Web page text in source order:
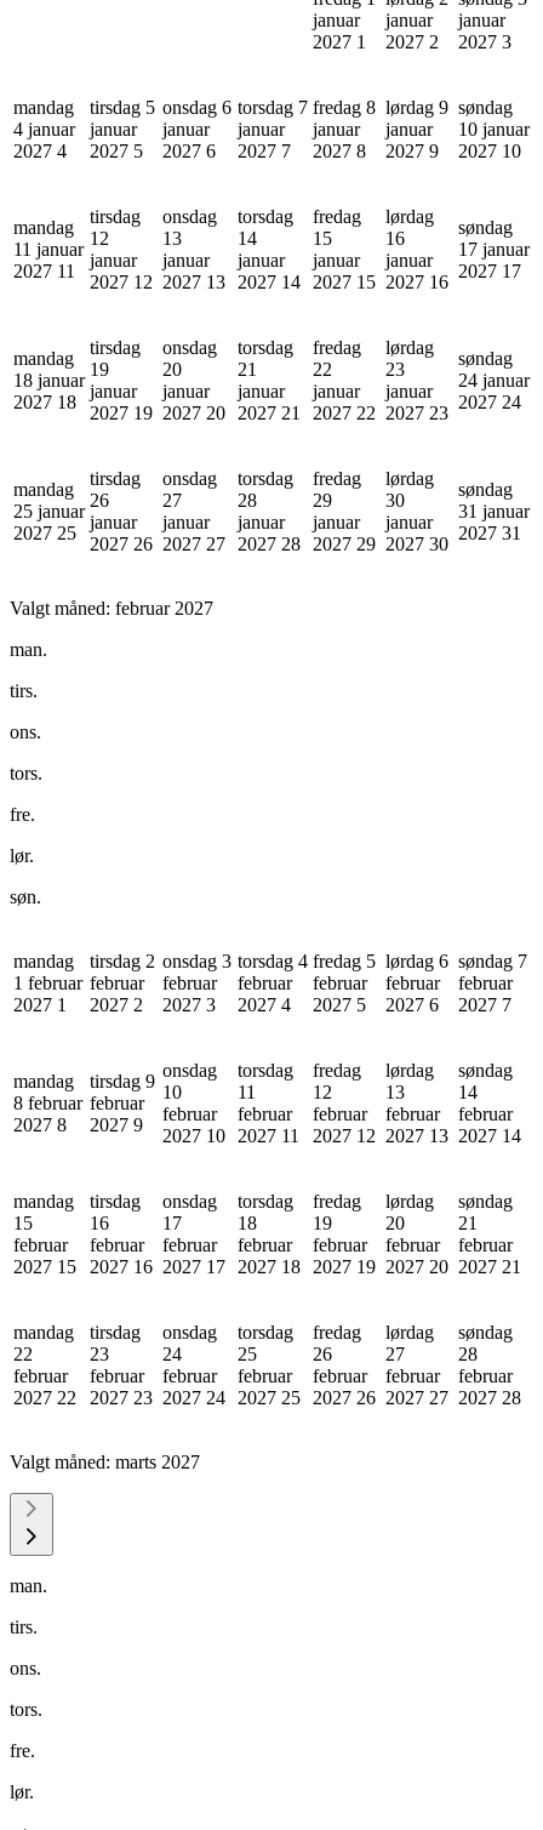
januar
2027 1
januar
2027 2
januar
2027 3
mandag
4 januar
2027 4
tirsdag 5
januar
2027 5
onsdag 6
januar
2027 6
torsdag 7
januar
2027 7
fredag 8
januar
2027 8
lørdag 9
januar
2027 9
søndag
10 januar
2027 10
mandag
11 januar
2027 11
tirsdag
12
januar
2027 12
onsdag
13
januar
2027 13
torsdag
14
januar
2027 14
fredag
15
januar
2027 15
lørdag
16
januar
2027 16
søndag
17 januar
2027 17
mandag
18 januar
2027 18
tirsdag
19
januar
2027 19
onsdag
20
januar
2027 20
torsdag
21
januar
2027 21
fredag
22
januar
2027 22
lørdag
23
januar
2027 23
søndag
24 januar
2027 24
mandag
25 januar
2027 25
tirsdag
26
januar
2027 26
onsdag
27
januar
2027 27
torsdag
28
januar
2027 28
fredag
29
januar
2027 29
lørdag
30
januar
2027 30
søndag
31 januar
2027 31
Valgt måned: februar 2027
man.
tirs.
ons.
tors.
fre.
lør.
søn.
mandag
1 februar
2027 1
tirsdag 2
februar
2027 2
onsdag 3
februar
2027 3
torsdag 4
februar
2027 4
fredag 5
februar
2027 5
lørdag 6
februar
2027 6
søndag 7
februar
2027 7
mandag
8 februar
2027 8
tirsdag 9
februar
2027 9
onsdag
10
februar
2027 10
torsdag
11
februar
2027 11
fredag
12
februar
2027 12
lørdag
13
februar
2027 13
søndag
14
februar
2027 14
mandag
15
februar
2027 15
tirsdag
16
februar
2027 16
onsdag
17
februar
2027 17
torsdag
18
februar
2027 18
fredag
19
februar
2027 19
lørdag
20
februar
2027 20
søndag
21
februar
2027 21
mandag
22
februar
2027 22
tirsdag
23
februar
2027 23
onsdag
24
februar
2027 24
torsdag
25
februar
2027 25
fredag
26
februar
2027 26
lørdag
27
februar
2027 27
søndag
28
februar
2027 28
Valgt måned: marts 2027
man.
tirs.
ons.
tors.
fre.
lør.